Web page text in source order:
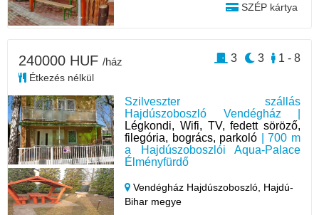
SZÉP kártya
Szilveszter szállás
Hajdúszoboszló Vendégház |
Légkondi, Wifi, TV, fedett söröző,
filegória, bogrács, parkoló | 700 m
a Hajdúszoboszlói Aqua-Palace
Élményfürdő
Vendégház Hajdúszoboszló, Hajdú-
Bihar megye
240000 HUF /ház
Étkezés nélkül
1 - 8
3
3